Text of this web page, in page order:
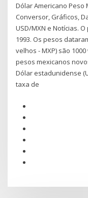
Dólar Americano
Conversor, Gráficos,
USD/MXN e Notícias.
1993. Os pesos
velhos - MXP) são
pesos mexicanos
Dólar estadunidense
taxa de